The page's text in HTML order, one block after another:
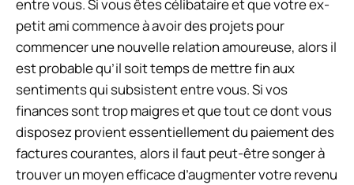
entre vous. Si vous êtes célibataire et que votre ex-
petit ami commence à avoir des projets pour
commencer une nouvelle relation amoureuse, alors il
est probable qu’il soit temps de mettre fin aux
sentiments qui subsistent entre vous. Si vos
finances sont trop maigres et que tout ce dont vous
disposez provient essentiellement du paiement des
factures courantes, alors il faut peut-être songer à
trouver un moyen efficace d’augmenter votre revenu